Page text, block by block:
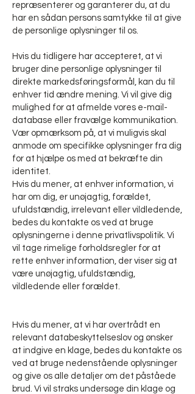
repræsenterer og garanterer du, at du
har en sådan persons samtykke til at give
de personlige oplysninger til os.
Hvis du tidligere har accepteret, at vi
bruger dine personlige oplysninger til
direkte markedsføringsformål, kan du til
enhver tid ændre mening. Vi vil give dig
mulighed for at afmelde vores e-mail-
database eller fravælge kommunikation.
Vær opmærksom på, at vi muligvis skal
anmode om specifikke oplysninger fra dig
for at hjælpe os med at bekræfte din
identitet.
Hvis du mener, at enhver information, vi
har om dig, er unøjagtig, forældet,
ufuldstændig, irrelevant eller vildledende,
bedes du kontakte os ved at bruge
oplysningerne i denne privatlivspolitik. Vi
vil tage rimelige forholdsregler for at
rette enhver information, der viser sig at
være unøjagtig, ufuldstændig,
vildledende eller forældet.
Hvis du mener, at vi har overtrådt en
relevant databeskyttelseslov og ønsker
at indgive en klage, bedes du kontakte os
ved at bruge nedenstående oplysninger
og give os alle detaljer om det påståede
brud. Vi vil straks undersøge din klage og